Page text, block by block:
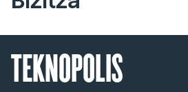
TEKNOPOLIS